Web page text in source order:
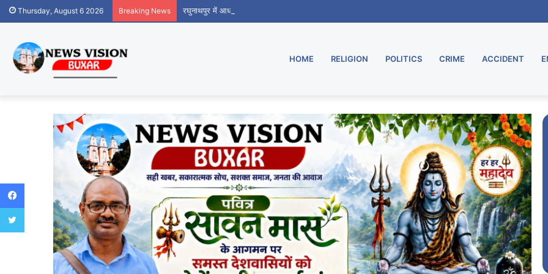
Thursday, August 6 2026 Breaking News रघुनाथपुर में आधार सेवा केंद्र शुरू, मुरार उपडाकघर नए भवन में हुआ स्थानांतरित
HOME RELIGION POLITICS CRIME ACCIDENT
Facebook